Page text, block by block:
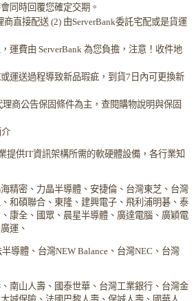
同時回覆您確定交期。
直接配送 (2) 由ServerBank委託宅配或是貨運
運費由 ServerBank 為您負擔，注意！收件地
運送過程導致新品瑕疵，到貨7日內可更換新
商公告保固條件為主，查閱購物說明與保固
介
提供IT資訊架構所需的軟硬體設備，各行業知
精密、力晶半導體、安捷倫、台灣東芝、台灣
和碩聯合、東隆、建興電子、飛利浦明碁、泰
康全、國眾、晨星半導體、廣達電腦、廣穎電
運、
導體、台灣NEW Balance、台灣NEC、台灣
南山人壽、國泰世華、台灣工業銀行、台灣金